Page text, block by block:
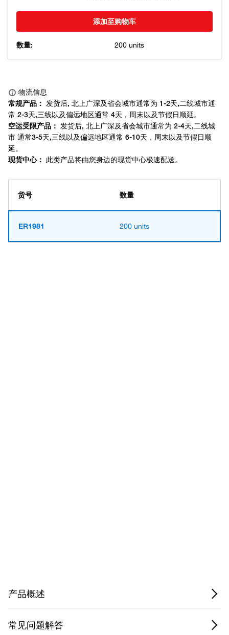
添加至购物车
数量: 200 units
货号 数量
ER1981 200 units
产品概述
常见问题解答